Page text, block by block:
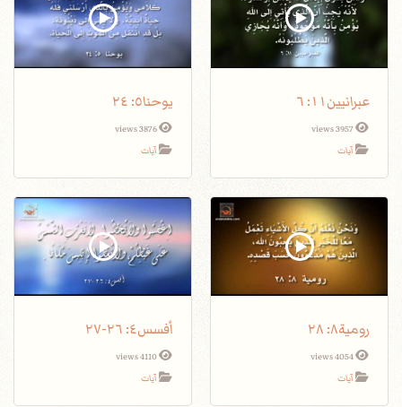
عبرانيين١١: ٦
3957 views
آيات
يوحنا٥: ٢٤
3876 views
آيات
رومية٨: ٢٨
4054 views
آيات
أفسس٤: ٢٦-٢٧
4110 views
آيات